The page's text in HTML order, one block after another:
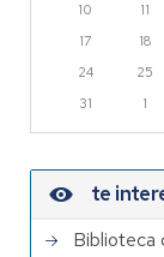
10
11
17
18
24
25
31
1
te
Biblioteca